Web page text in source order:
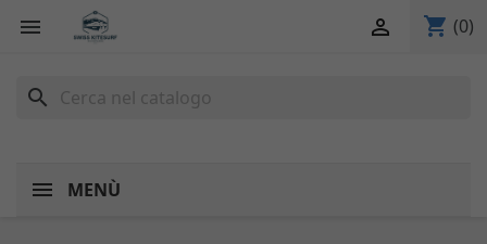
 shopping_cart (0)

search
MENÙ